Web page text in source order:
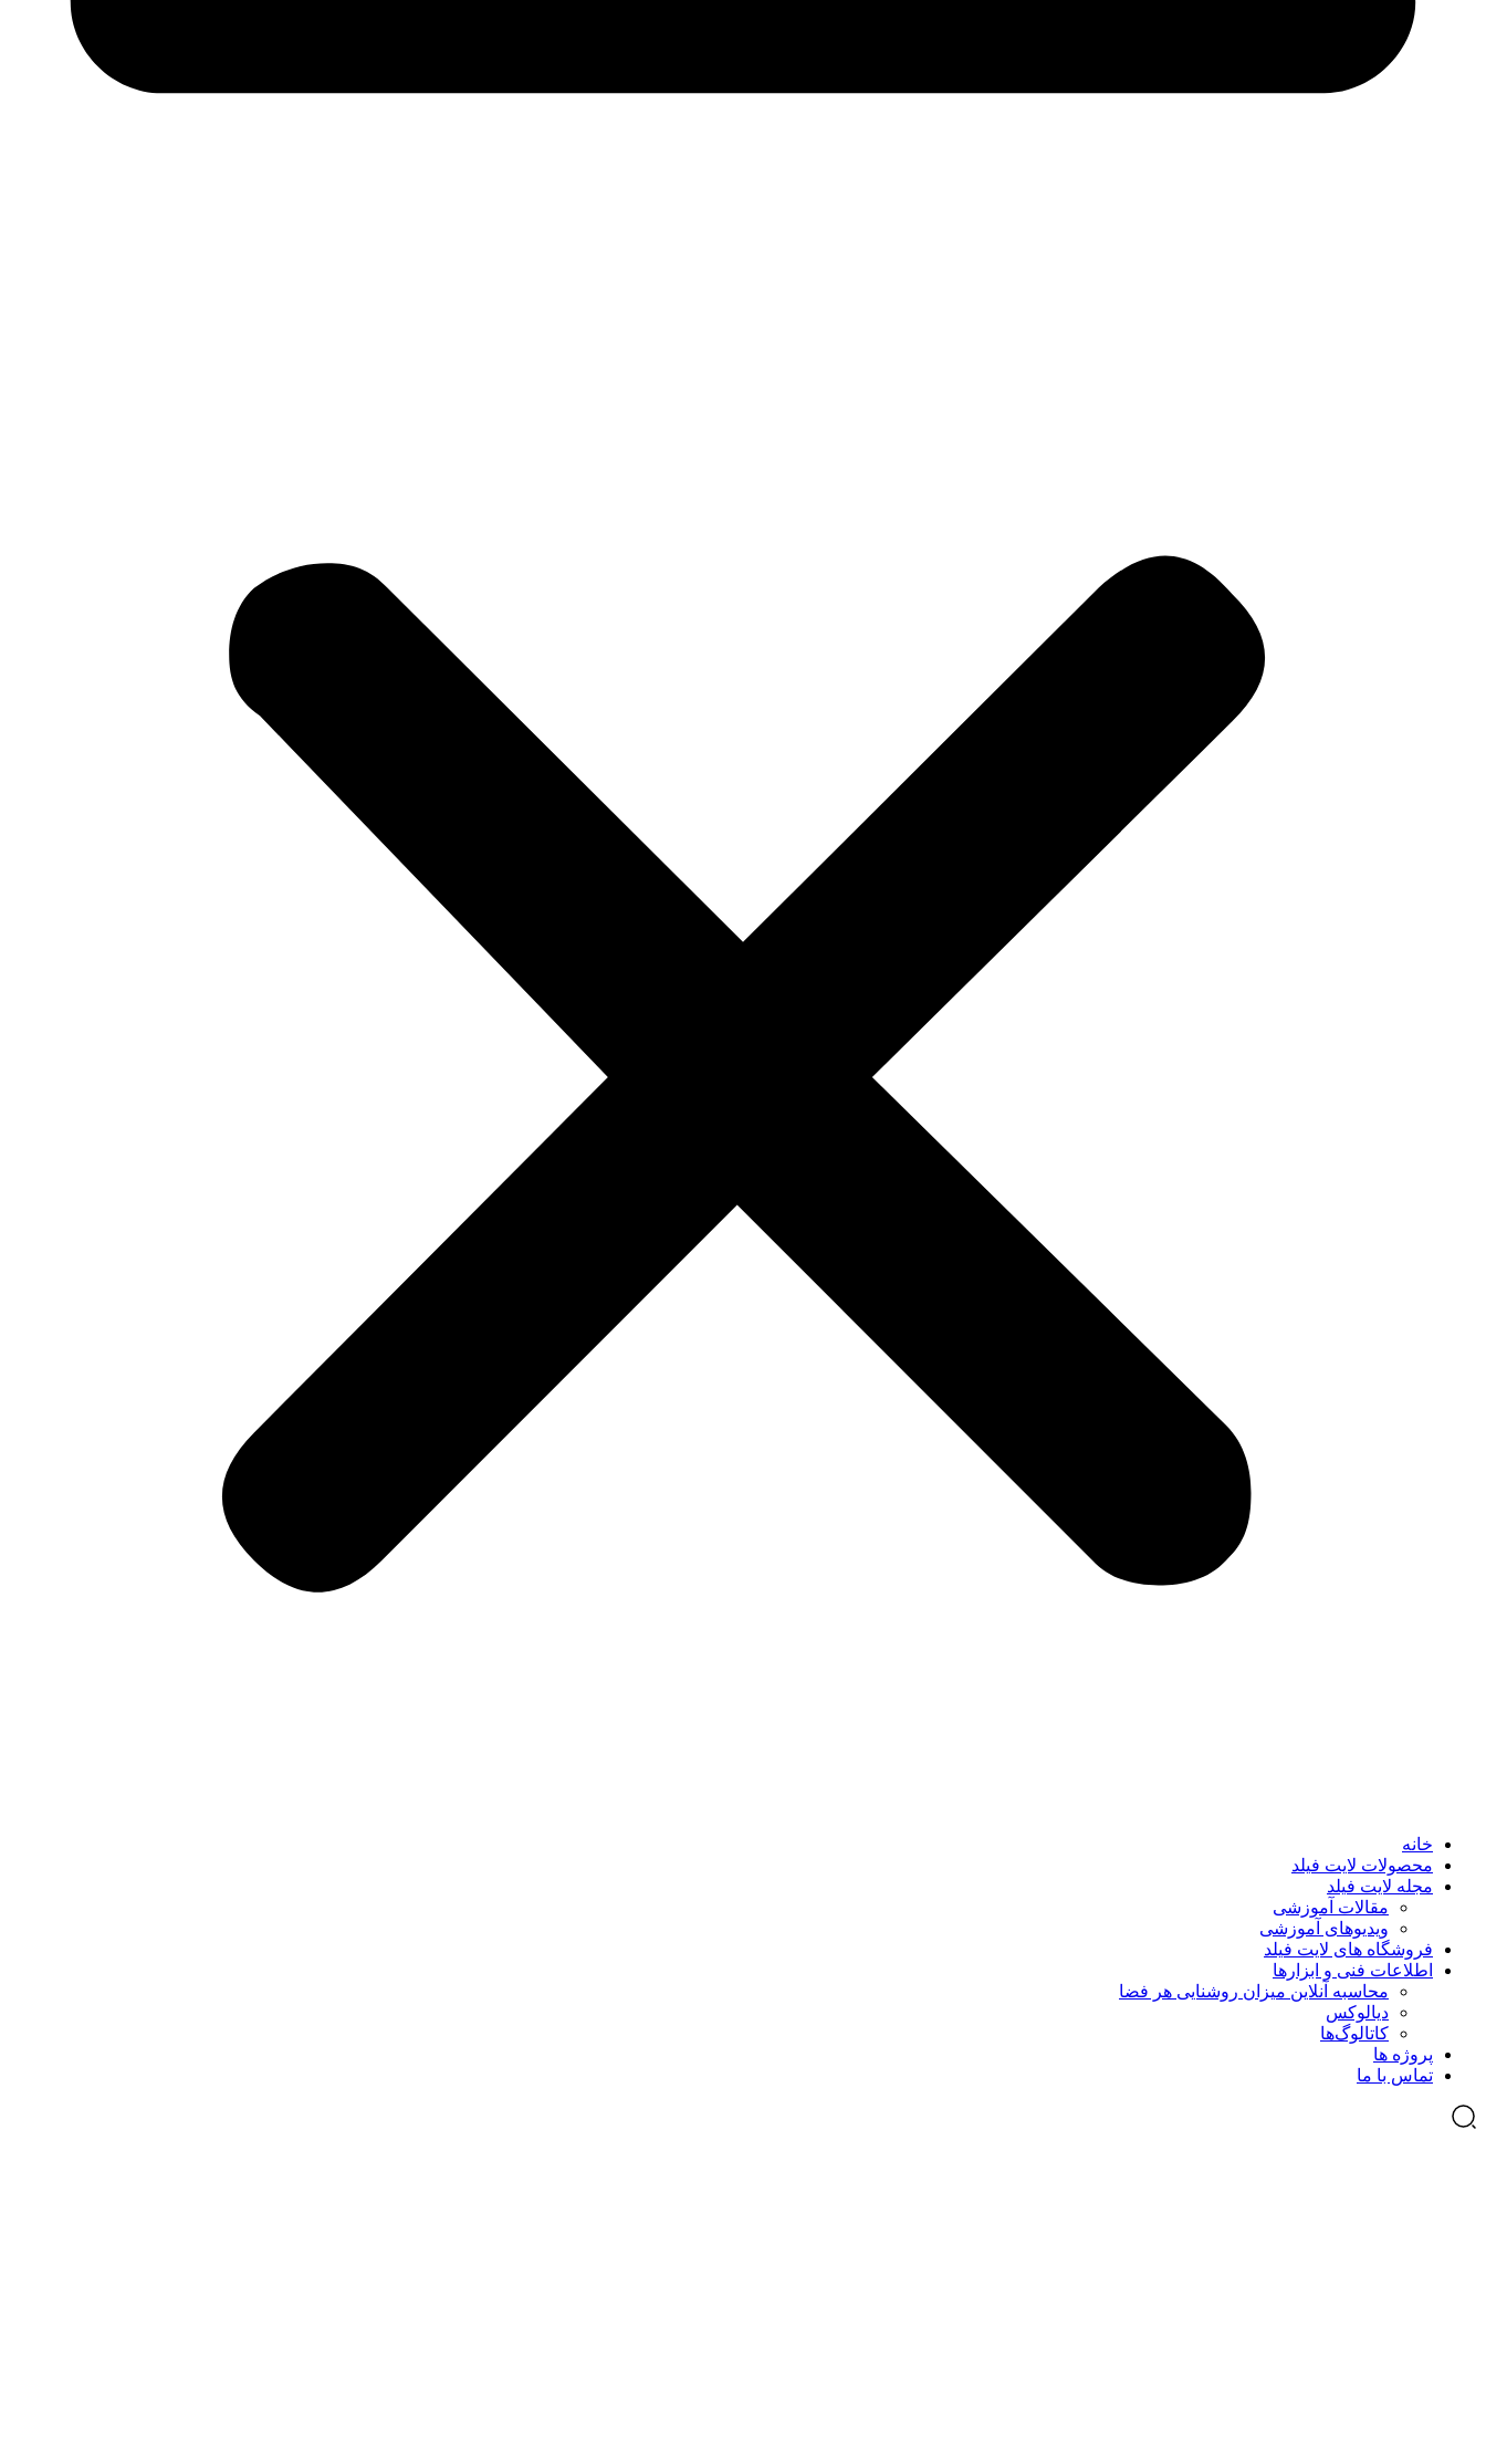
خانه
محصولات لایت فیلد
مجله لایت فیلد
مقالات آموزشی
ویدیوهای آموزشی
فروشگاه های لایت فیلد
اطلاعات فنی و ابزارها
محاسبه آنلاین میزان روشنایی هر فضا
دیالوکس
کاتالوگ‌ها
پروژه ها
تماس با ما